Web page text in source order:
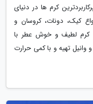
کرم ها در دنیای
کیک، دونات، کروسان و
کرم لطیف و خوش عطر با
وانیل تهیه و با کمی حرارت